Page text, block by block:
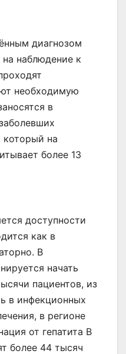
диагнозом
наблюдение к
необходимую
в
который на
более 13
доступности
как в
В
начать
пациентов, из
в инфекционных
в регионе
от гепатита B
более 44 тысяч